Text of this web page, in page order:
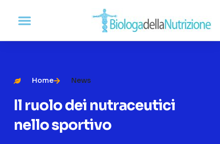
Home News
Il ruolo dei nutraceutici
nello sportivo